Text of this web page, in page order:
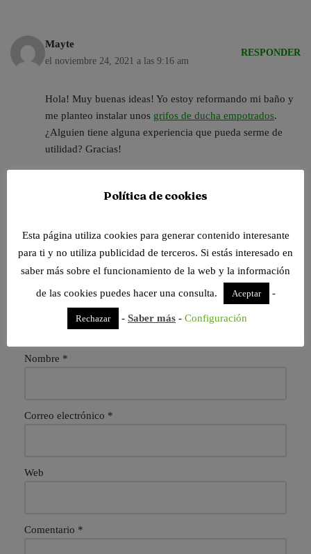
Mayte
el noviembre 24, 2021 a las 9:16 am
RESPONDER
Hola! Muy buenas ideas! Yo estoy reformando mi baño y
me planteo instalar unos grifos de ducha empotrados.
¿Alguien tiene alguna experiencia que pueda serme de
utilidad? Gracias!
Deja una respuesta
Tu dirección de correo electrónico no será publicada. Los
campos obligatorios están marcados con *
Nombre *
Correo electrónico *
Web
Comentario *
Política de cookies
Esta página utiliza cookies para generar contenido interesante
para ti y no utiliza publicidad de terceros. Si estás interesado en
saber más sobre el funcionamiento de la web y la información
de las cookies puedes hacer una consulta.
Aceptar -
Rechazar - Saber más - Configuración